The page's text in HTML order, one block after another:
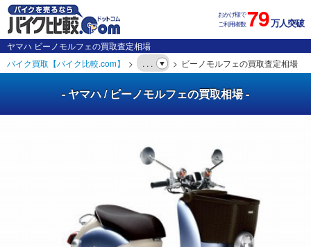
おかげ様で
ご利用者数79万人突破
ヤマハ ビーノモルフェの買取査定相場
バイク買取【バイク比較.com】
. . . ビーノモルフェの買取査定相場
- ヤマハ / ビーノモルフェの買取相場 -